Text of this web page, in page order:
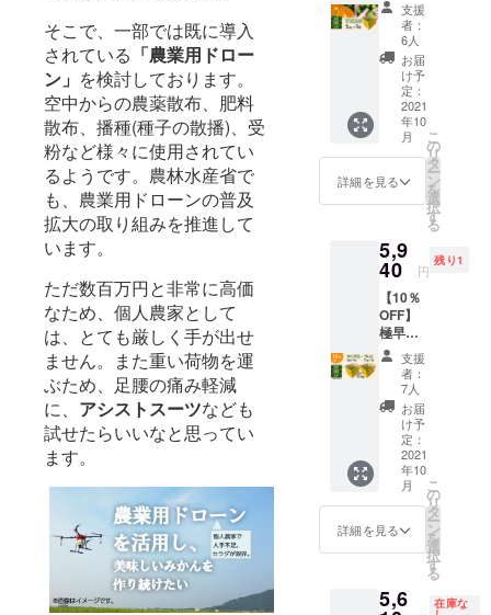
そこで、一部では既に導入
されている 「農業用ドロー
ン」 を検討しております。
空中からの農薬散布、肥料
散布、播種(種子の散播)、受
粉など様々に使用されてい
るようです。農林水産省で
も、農業用ドローンの普及
拡大の取り組みを推進して
います。
ただ数百万円と非常に高価
なため、個人農家として
は、とても厳しく手が出せ
ません。また重い荷物を運
ぶため、足腰の痛み軽減
に、 アシストスーツなども
試せたらいいなと思ってい
ます。
以下、
わごん
せる公
式サイ
トのみ
での使
用に限
らせて
いただ
きま
（https:
//www.w
agonsal
e.jp/）
例） 1
箱の場
合...数量
1＝800
円 2箱
の場合...
数量2＝
1600円
がつい
たみか
んが含
まれて
いる事
があり
ます。
<お届け
につい
て>
発送予
定。※昨
年は
10/12頃
からの
収穫 ※
スケ
ジュー
ルは気
候条件
により
多少前
後しま
す。 <
賞味期
限> 保
存状況
常温保
四国・
九州）
・
YN26(5
ｋg)×1
箱 ※沖
縄、北
海道へ
は別途
「北海
道・沖
縄追加
のリ
ターン
をお申
込みく
ださ
い。 ※
浅く傷
がつい
たみか
んが含
まれて
いる事
があり
ます。
<お届け
につい
て>
発送予
支援
者：
6人
お届
け予
定：
2021
年10
月
詳細を見る
こ
の
リ
タ
ー
ン
を
選
択
す
る
5,9
40 円
残り1
【10％
OFF】
極早生
みかん
食べ比
10kg※
送料込
(本州・
四国・
九州) ・
ゆら早
生(5ｋ
g)×１箱
・
YN26(5
箱 ※定
支援
者：
7人
お届
け予
定：
2021
年10
月
詳細を見る
こ
の
リ
タ
ー
ン
を
選
択
す
る
5,6 在庫な